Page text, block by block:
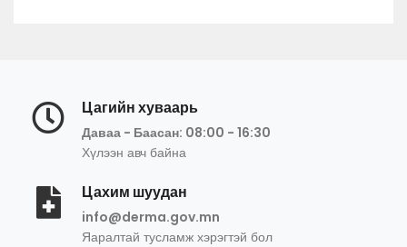
Цагийн хуваарь
Даваа - Баасан: 08:00 - 16:30
Хүлээн авч байна
Цахим шуудан
info@derma.gov.mn
Яаралтай тусламж хэрэгтэй бол